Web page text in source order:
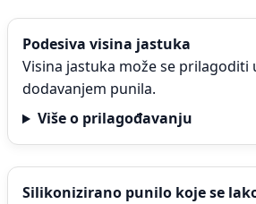
Podesiva visina jastuka
Visina jastuka može se prilagoditi
dodavanjem punila.
Više o prilagođavanju
Silikonizirano punilo koje se